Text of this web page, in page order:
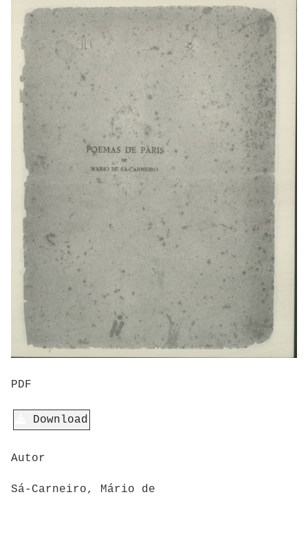
PDF
Download
Autor
Sá-Carneiro, Mário de